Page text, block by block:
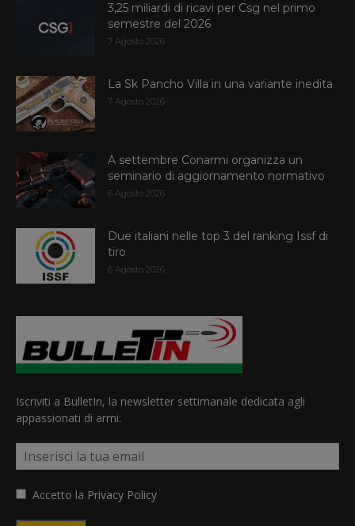
3,25 miliardi di ricavi per Csg nel primo
semestre del 2026
7 Agosto 2026
La Sk Pancho Villa in una variante inedita
7 Agosto 2026
A settembre Conarmi organizza un
seminario di aggiornamento normativo
6 Agosto 2026
Due italiani nelle top 3 del ranking Issf di
tiro
6 Agosto 2026
Iscriviti a BulletIn, la newsletter settimanale dedicata agli
appassionati di armi.
Accetto la Privacy Policy